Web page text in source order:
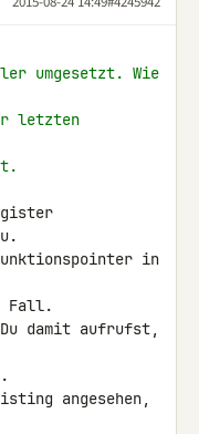
umgesetzt. Wie
letzten
in
Fall.
damit aufrufst,
angesehen,